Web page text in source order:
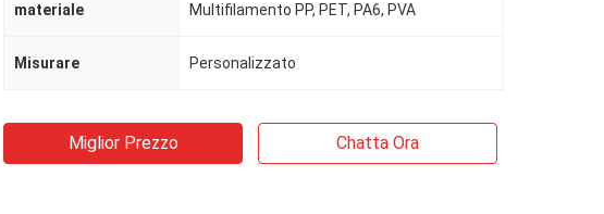
materiale Multifilamento PP, PET, PA6, PVA
Misurare Personalizzato
Miglior Prezzo Chatta Ora